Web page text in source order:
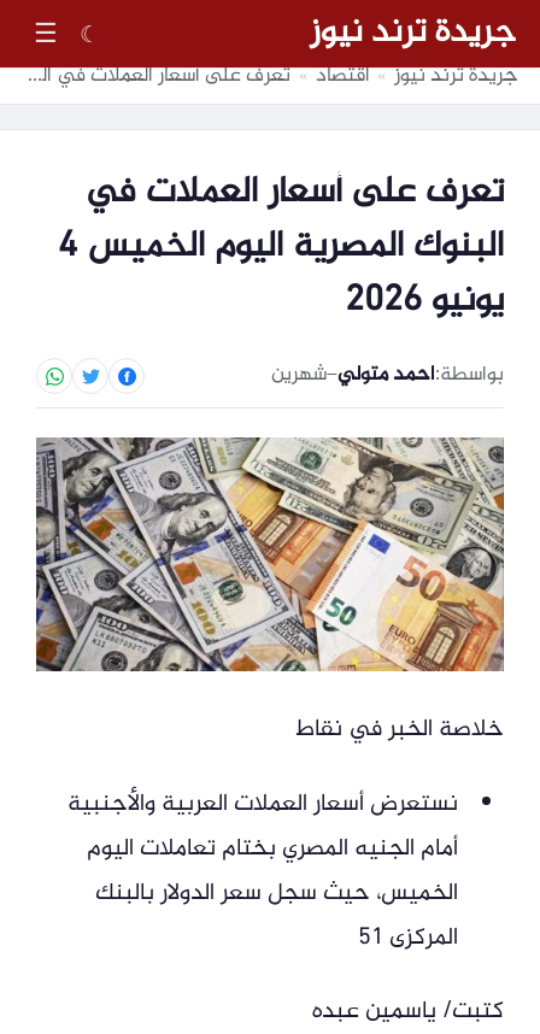
جريدة ترند نيوز ☾
☰
جريدة ترند نيوز » اقتصاد » تعرف على أسعار العملات في البنوك المصرية اليوم الخميس 4 يونيو 2026
تعرف على أسعار العملات في
البنوك المصرية اليوم الخميس 4
يونيو 2026
بواسطة:احمد متولي–شهرين
خلاصة الخبر في نقاط
نستعرض أسعار العملات العربية والأجنبية
أمام الجنيه المصري بختام تعاملات اليوم
الخميس، حيث سجل سعر الدولار بالبنك
المركزى 51
كتبت/ ياسمين عبده